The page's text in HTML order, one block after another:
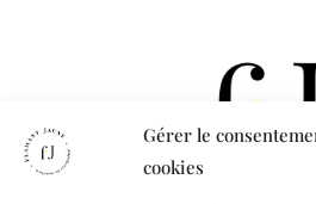
Gérer le
cookies